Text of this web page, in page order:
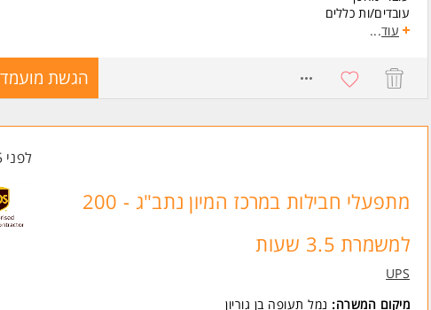
עובדים/ות כללים
אריזה
ניסיון בתחום- יתרון המשרה מיועדת לנשים ולגברים כאחד.
עוד...
הגשת
לפני 5 שעות
מתפעלי חבילות במרכז המיון נתב"ג - 200
למשמרת 3.5 שעות
UPS
מיקום המשרה: נמל תעופה בן גוריון